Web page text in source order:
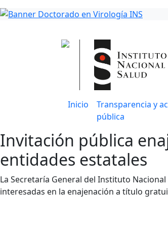
Inicio
Transparencia y
pública
Invitación pública
entidades estatales
La Secretaría General del Instituto
interesadas en la enajenación a título